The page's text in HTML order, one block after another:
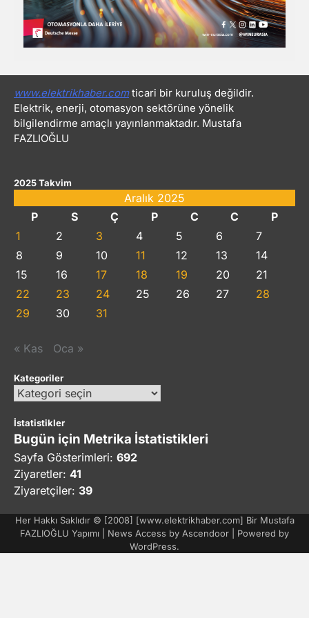
www.elektrikhaber.comticari bir kuruluş değildir.
Elektrik, enerji, otomasyon sektörüne yönelik
bilgilendirme amaçlı yayınlanmaktadır. Mustafa
FAZLIOĞLU
2025 Takvim
Aralık 2025
P
S Ç P C C
P
1
2 3 4 5 6
7
8
9 10 11 12 13
14
15
16 17 18 19 20
21
22
23 24 25 26 27
28
29
30 31
« Kas Oca »
Kategoriler
Kategoriler
İstatistikler
Bugün için Metrika İstatistikleri
Sayfa Gösterimleri: 692
Ziyaretler: 41
Ziyaretçiler: 39
Her Hakkı Saklıdır © [2008] [www.elektrikhaber.com] Bir Mustafa
FAZLIOĞLU Yapımı | News Access by Ascendoor | Powered by
WordPress.